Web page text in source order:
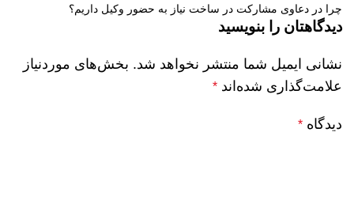
چرا در دعاوی مشارکت در ساخت نیاز به حضور وکیل داریم؟
دیدگاهتان را بنویسید
نشانی ایمیل شما منتشر نخواهد شد. بخش‌های موردنیاز
علامت‌گذاری شده‌اند *
دیدگاه *